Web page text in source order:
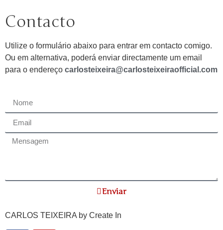
Contacto
Utilize o formulário abaixo para entrar em contacto comigo.
Ou em alternativa, poderá enviar directamente um email
para o endereço carlosteixeira@carlosteixeiraofficial.com
Enviar
CARLOS TEIXEIRA by Create In